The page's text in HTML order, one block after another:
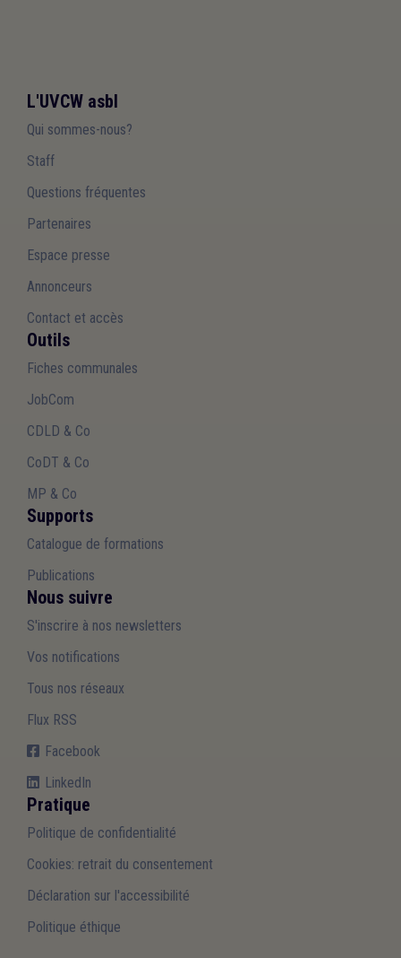
L'UVCW asbl
Qui sommes-nous?
Staff
Questions fréquentes
Partenaires
Espace presse
Annonceurs
Contact et accès
Outils
Fiches communales
JobCom
CDLD & Co
CoDT & Co
MP & Co
Supports
Catalogue de formations
Publications
Nous suivre
S'inscrire à nos newsletters
Vos notifications
Tous nos réseaux
Flux RSS
Facebook
LinkedIn
Pratique
Politique de confidentialité
Cookies: retrait du consentement
Déclaration sur l'accessibilité
Politique éthique